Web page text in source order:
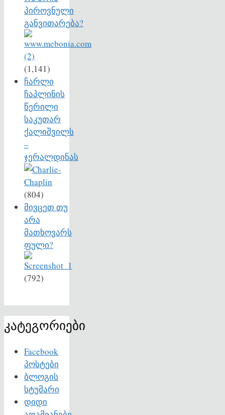
პიროვნული
განვითარება?
(1,141)
ჩარლი
ჩაპლინის
წერილი
საკუთარ
ქალიშვილს
–
ჯერალდინას
(804)
მივცეთ თუ
არა
მათხოვარს
ფული?
(792)
კატეგორიები
Facebook
პოსტები
ბლოგის
სტუმარი
დიდი